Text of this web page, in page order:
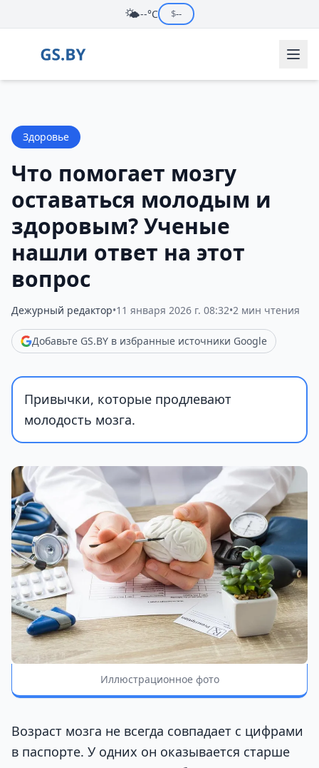
🌤️--°C $--
Здоровье
Что помогает мозгу
оставаться молодым и
здоровым? Ученые
нашли ответ на этот
вопрос
Дежурный редактор•11 января 2026 г. 08:32•2 мин чтения
Добавьте GS.BY в избранные источники Google
Привычки, которые продлевают
молодость мозга.
Иллюстрационное фото
Возраст мозга не всегда совпадает с цифрами
в паспорте. У одних он оказывается старше